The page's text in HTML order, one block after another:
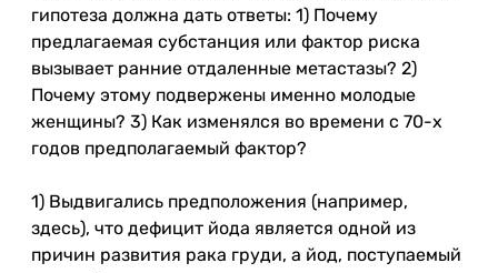
гипотеза должна дать ответы: 1) Почему
предлагаемая субстанция или фактор риска
вызывает ранние отдаленные метастазы? 2)
Почему этому подвержены именно молодые
женщины? 3) Как изменялся во времени с 70-х
годов предполагаемый фактор?
1) Выдвигались предположения (например,
здесь), что дефицит йода является одной из
причин развития рака груди, а йод, поступаемый